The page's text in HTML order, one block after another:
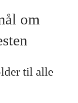
om
til alle